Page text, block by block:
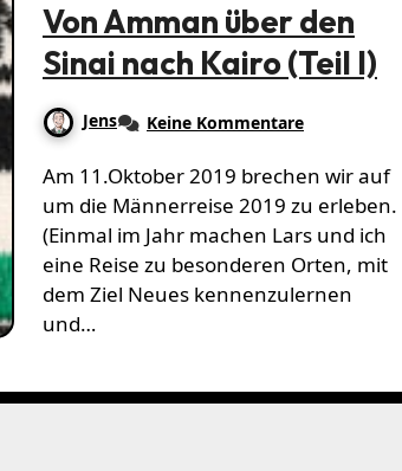
Von Amman über den
Sinai nach Kairo (Teil I)
Jens Keine Kommentare
Am 11.Oktober 2019 brechen wir auf
um die Männerreise 2019 zu erleben.
(Einmal im Jahr machen Lars und ich
eine Reise zu besonderen Orten, mit
dem Ziel Neues kennenzulernen
und…